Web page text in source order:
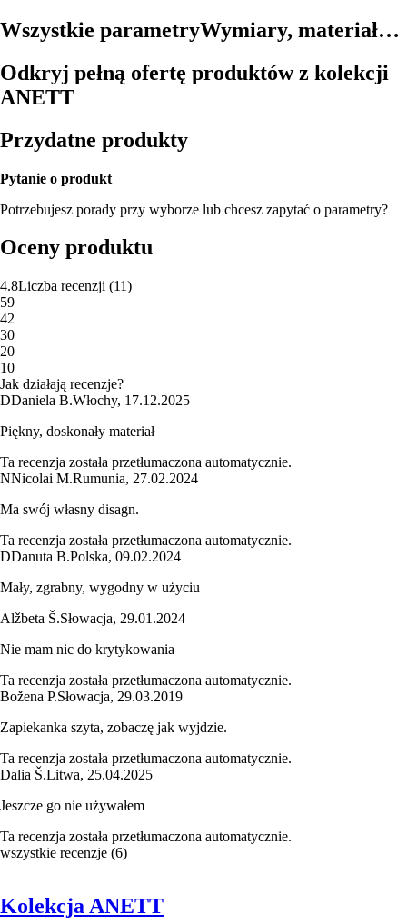
Wszystkie parametryWymiary, materiał…
Odkryj pełną ofertę produktów z kolekcji
ANETT
Przydatne produkty
Pytanie o produkt
Potrzebujesz porady przy wyborze lub chcesz zapytać o parametry?
Oceny produktu
4.8Liczba recenzji (11)
59
42
30
20
10
Jak działają recenzje?
DDaniela B.Włochy, 17.12.2025
Piękny, doskonały materiał
Ta recenzja została przetłumaczona automatycznie.
NNicolai M.Rumunia, 27.02.2024
Ma swój własny disagn.
Ta recenzja została przetłumaczona automatycznie.
DDanuta B.Polska, 09.02.2024
Mały, zgrabny, wygodny w użyciu
Alžbeta Š.Słowacja, 29.01.2024
Nie mam nic do krytykowania
Ta recenzja została przetłumaczona automatycznie.
Božena P.Słowacja, 29.03.2019
Zapiekanka szyta, zobaczę jak wyjdzie.
Ta recenzja została przetłumaczona automatycznie.
Dalia Š.Litwa, 25.04.2025
Jeszcze go nie używałem
Ta recenzja została przetłumaczona automatycznie.
wszystkie recenzje (6)
Kolekcja ANETT